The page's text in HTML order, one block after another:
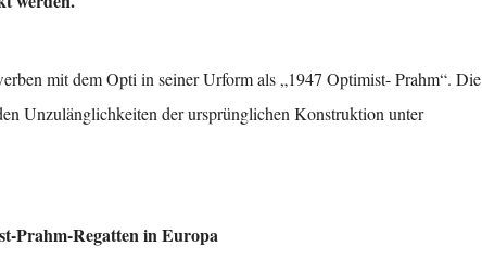
mit dem Opti in seiner Urform als „1947 Optimist- Prahm“. Die
Unzulänglichkeiten der ursprünglichen Konstruktion unter
Prahm-Regatten in Europa